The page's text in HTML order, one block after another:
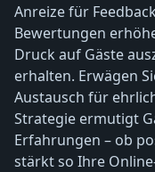
Anreize für
Bewertungen
Druck auf Gäste
erhalten. Erwägen
Austausch für
Strategie ermutigt
Erfahrungen – ob
stärkt so Ihre